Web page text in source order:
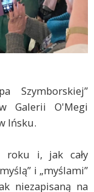
Szymborskiej”
Galerii O'Megi
Ińsku.
roku i, jak cały
i „myślami”
niezapisaną na